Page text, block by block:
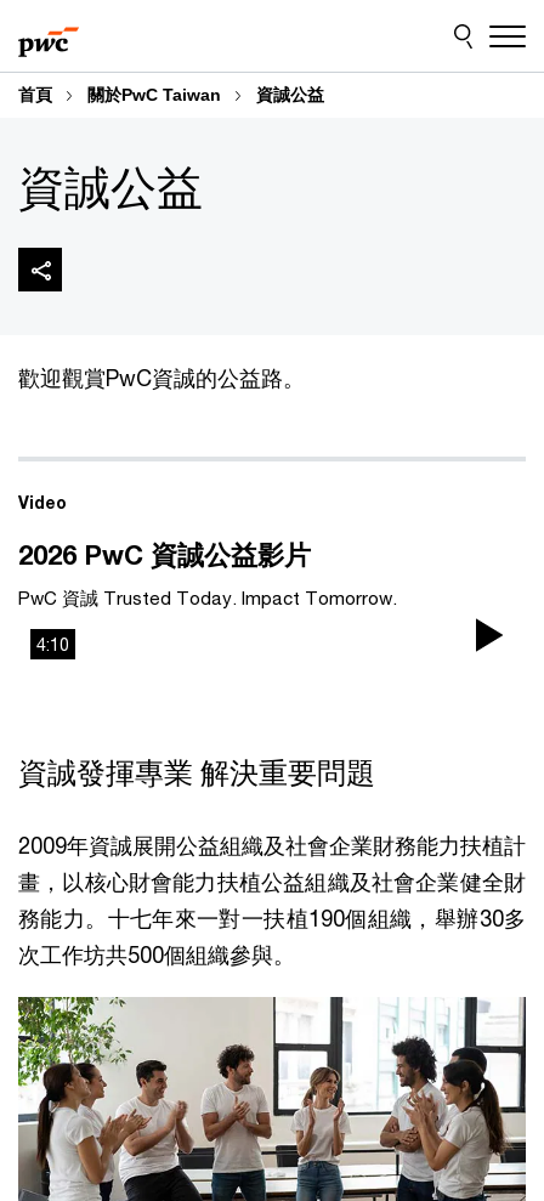
to
content
to
footer
首頁 關於PwC Taiwan 資誠公益
資誠公益
歡迎觀賞PwC資誠的公益路。
4:10
Video
2026 PwC 資誠公益影片
PwC 資誠 Trusted Today. Impact Tomorrow.
資誠發揮專業 解決重要問題
2009年資誠展開公益組織及社會企業財務能力扶植計
畫，以核心財會能力扶植公益組織及社會企業健全財
務能力。十七年來一對一扶植190個組織，舉辦30多
次工作坊共500個組織參與。